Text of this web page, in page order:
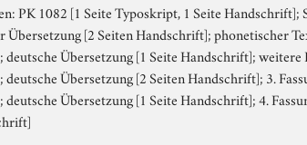
PK 1082 [1 Seite Typoskript, 1 Seite
Übersetzung [2 Seiten Handschrift]; phonetischer
Übersetzung [1 Seite Handschrift]; weitere
Übersetzung [2 Seiten Handschrift]; 3.
Übersetzung [1 Seite Handschrift]; 4.